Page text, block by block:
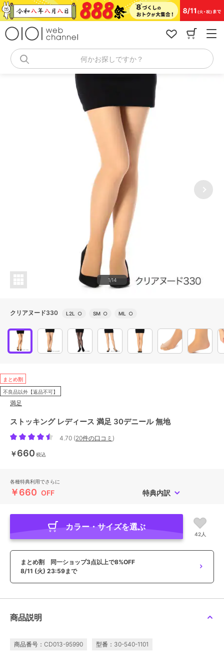
コ
ン
何かお探しですか？
1/14
クリアヌード330 L2L ○ SM ○ ML ○
まとめ割
不良品以外【返品不可】
満足
ストッキング レディース 満足 30デニール 無地
4.70 (20件の口コミ )
￥660 税込
各種特典利用でさらに
￥660 OFF 特典内訳
カラー・サイズを選ぶ
42人
まとめ割 同一ショップ3点以上で8%OFF
8/11 (火) 23:59まで
商品説明
商品番号：CD013-95990 型番：30-540-1101